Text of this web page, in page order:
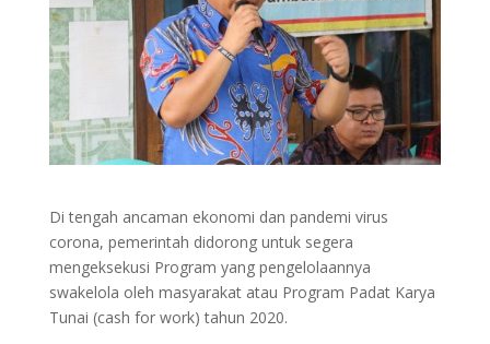
Di tengah ancaman ekonomi dan pandemi virus
corona, pemerintah didorong untuk segera
mengeksekusi Program yang pengelolaannya
swakelola oleh masyarakat atau Program Padat Karya
Tunai (cash for work) tahun 2020.